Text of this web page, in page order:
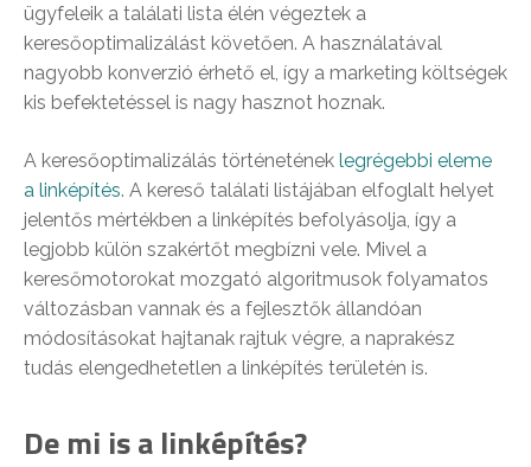
ügyfeleik a találati lista élén végeztek a
keresőoptimalizálást követően. A használatával
nagyobb konverzió érhető el, így a marketing költségek
kis befektetéssel is nagy hasznot hoznak.
A keresőoptimalizálás történetének legrégebbi eleme
a linképítés. A kereső találati listájában elfoglalt helyet
jelentős mértékben a linképítés befolyásolja, így a
legjobb külön szakértőt megbízni vele. Mivel a
keresőmotorokat mozgató algoritmusok folyamatos
változásban vannak és a fejlesztők állandóan
módosításokat hajtanak rajtuk végre, a naprakész
tudás elengedhetetlen a linképítés területén is.
De mi is a linképítés?